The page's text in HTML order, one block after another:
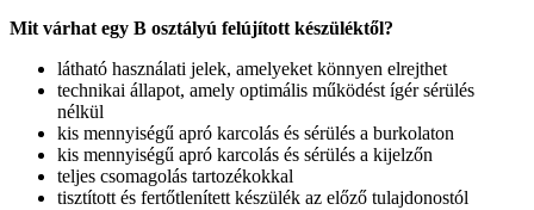
Mit várhat egy B osztályú felújított készüléktől?
látható használati jelek, amelyeket könnyen elrejthet
technikai állapot, amely optimális működést ígér sérülés
nélkül
kis mennyiségű apró karcolás és sérülés a burkolaton
kis mennyiségű apró karcolás és sérülés a kijelzőn
teljes csomagolás tartozékokkal
tisztított és fertőtlenített készülék az előző tulajdonostól